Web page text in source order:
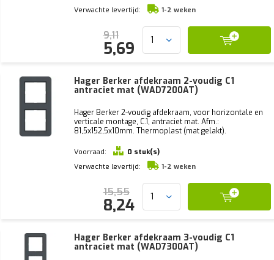
Verwachte levertijd:
1-2 weken
9,11
5,69
Hager Berker afdekraam 2-voudig C1
antraciet mat (WAD7200AT)
Hager Berker 2-voudig afdekraam, voor horizontale en
verticale montage, C.1, antraciet mat. Afm.:
81,5x152,5x10mm. Thermoplast (mat gelakt).
Voorraad:
0 stuk(s)
Verwachte levertijd:
1-2 weken
15,55
8,24
Hager Berker afdekraam 3-voudig C1
antraciet mat (WAD7300AT)